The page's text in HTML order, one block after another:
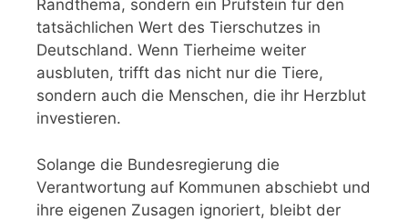
Randthema, sondern ein Prüfstein für den
tatsächlichen Wert des Tierschutzes in
Deutschland. Wenn Tierheime weiter
ausbluten, trifft das nicht nur die Tiere,
sondern auch die Menschen, die ihr Herzblut
investieren.
Solange die Bundesregierung die
Verantwortung auf Kommunen abschiebt und
ihre eigenen Zusagen ignoriert, bleibt der